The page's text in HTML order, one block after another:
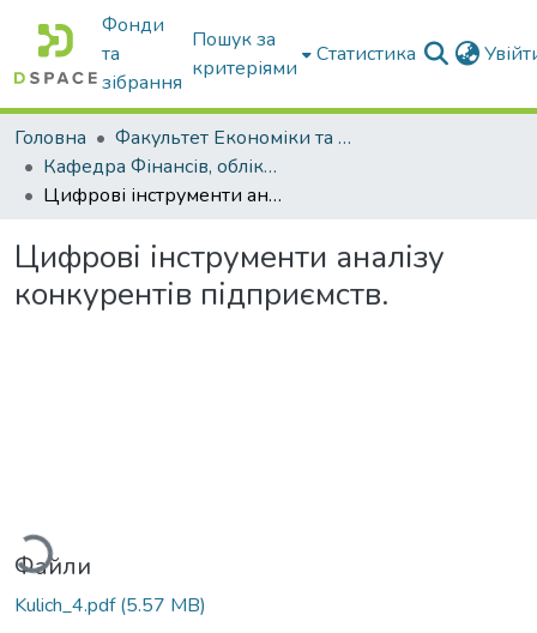
Фонди
та
зібрання
Пошук за
критеріями
Статистика
Головна
Факультет Економіки та бізнесу
Кафедра Фінансів, обліку і оподаткування
Цифрові інструменти аналізу конкурентів підприємств.
Цифрові інструменти аналізу
конкурентів підприємств.
Файли
Kulich_4.pdf(5.57 MB)